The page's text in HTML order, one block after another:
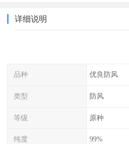
详细说明
品种 优良防风
类型 防风
等级 原种
纯度 99%